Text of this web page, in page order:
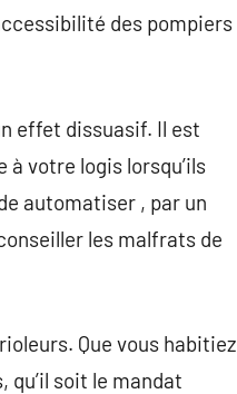
des pompiers
effet dissuasif. Il est
votre logis lorsqu’ils
automatiser , par un
les malfrats de
Que vous habitiez
soit le mandat